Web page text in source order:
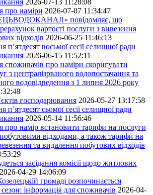
2026-07-13 11:28:08
про наміри 2026-07-07 11:34:47
повідомляє, що
вартості послуги з вивезення
відходів 2026-06-25 11:46:13
п’ятдесят восьмої сесії селищної ради
2026-06-15 11:52:11
споживачів про наміри скоригувати
з централізрваного водопостачання та
водовідведення з 1 липня 2026 року
господарювання 2026-05-27 13:17:58
п’ятдесят сьомої сесії селищної ради
2026-05-14 11:56:46
про намір встановити тарифи на послуги
відходами, а також тарифи на
та видалення побутових відходів
засідання комісії щодо житлових
2026-04-29 14:06:09
громаді розпочинається
інформація для споживачів 2026-04-